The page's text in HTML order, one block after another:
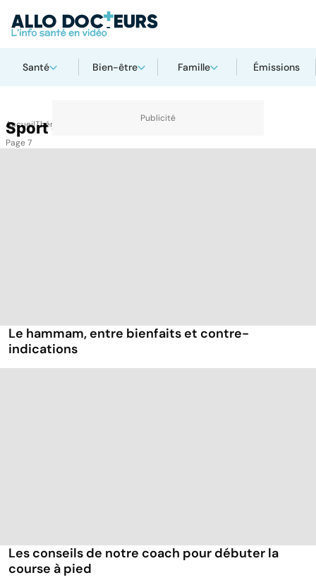
Santé Bien-être Famille Émissions
AccueilThématiques Sport et santé
Sport et santé
Page 7
Le hammam, entre bienfaits et contre-
indications
Les conseils de notre coach pour débuter la
course à pied